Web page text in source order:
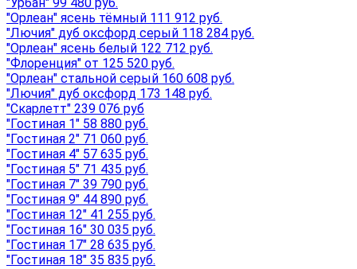
"Орлеан" ясень тёмный 111 912 руб.
"Лючия" дуб оксфорд серый 118 284 руб.
"Орлеан" ясень белый 122 712 руб.
"Флоренция" от 125 520 руб.
"Орлеан" стальной серый 160 608 руб.
"Лючия" дуб оксфорд 173 148 руб.
"Скарлетт" 239 076 руб
"Гостиная 1" 58 880 руб.
"Гостиная 2" 71 060 руб.
"Гостиная 4" 57 635 руб.
"Гостиная 5" 71 435 руб.
"Гостиная 7" 39 790 руб.
"Гостиная 9" 44 890 руб.
"Гостиная 12" 41 255 руб.
"Гостиная 16" 30 035 руб.
"Гостиная 17" 28 635 руб.
"Гостиная 18" 35 835 руб.